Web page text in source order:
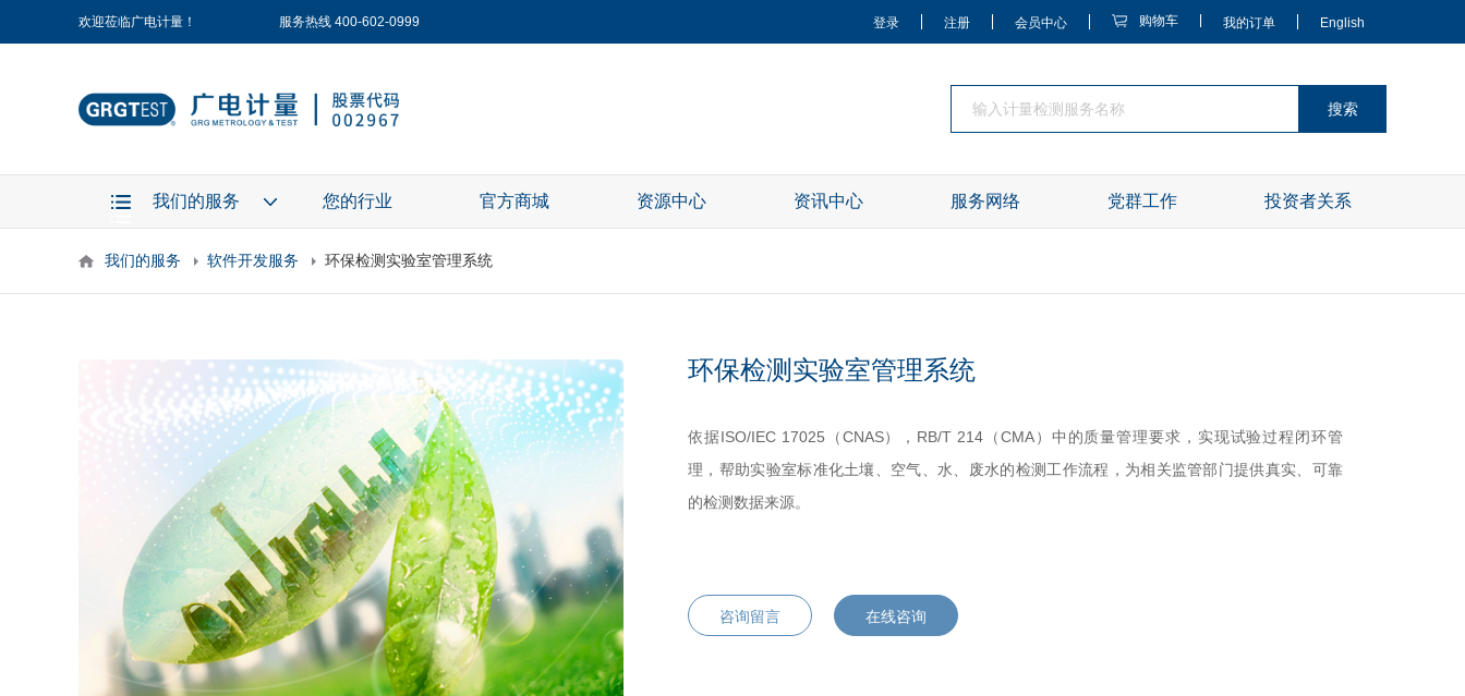
欢迎莅临广电计量！ 服务热线 400-602-0999 登录 注册 会员中心 购物车 我的订单 English
搜索
我们的服务 您的行业 官方商城 资源中心 资讯中心 服务网络 党群工作 投资者关系
我们的服务 软件开发服务 环保检测实验室管理系统
环保检测实验室管理系统
依据ISO/IEC 17025（CNAS），RB/T 214（CMA）中的质量管理要求，实现试验过程闭环管
理，帮助实验室标准化土壤、空气、水、废水的检测工作流程，为相关监管部门提供真实、可靠
的检测数据来源。
咨询留言 在线咨询